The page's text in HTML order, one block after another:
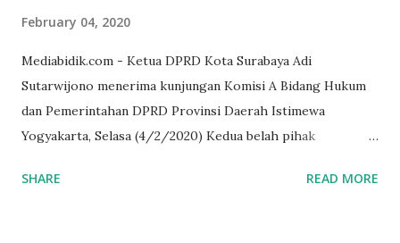
February 04, 2020
Mediabidik.com - Ketua DPRD Kota Surabaya Adi
Sutarwijono menerima kunjungan Komisi A Bidang Hukum
dan Pemerintahan DPRD Provinsi Daerah Istimewa
Yogyakarta, Selasa (4/2/2020) Kedua belah pihak
memperkuat Demokrasi Pancasila. Turut dalam rombongan
SHARE READ MORE